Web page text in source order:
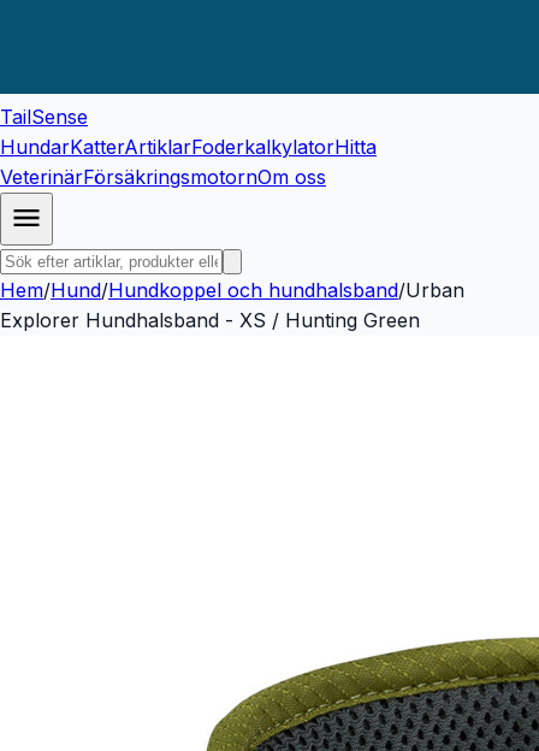
TailSense
HundarKatterArtiklarFoderkalkylatorHitta
VeterinärFörsäkringsmotornOm oss
Hem/Hund/Hundkoppel och hundhalsband/Urban
Explorer Hundhalsband - XS / Hunting Green